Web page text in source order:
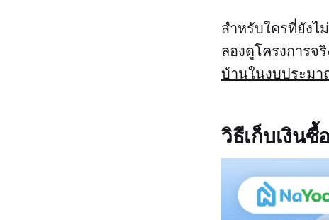
สำหรับใครที่ยังไ
ลองดูโครงการจ
บ้านในงบประม
วิธีเก็บเงิน